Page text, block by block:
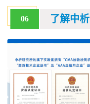
06 了解中析